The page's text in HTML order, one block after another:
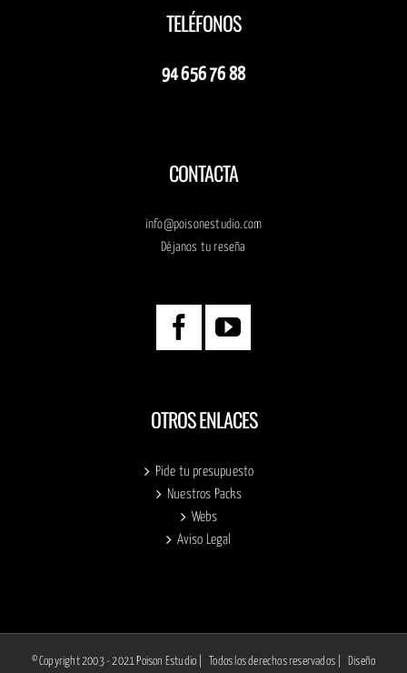
TELÉFONOS
94 656 76 88
CONTACTA
info@poisonestudio.com
Déjanos tu reseña
OTROS ENLACES
Pide tu presupuesto
Nuestros Packs
Webs
Aviso Legal
© Copyright 2003 - 2021 Poison Estudio | Todos los derechos reservados | Diseño